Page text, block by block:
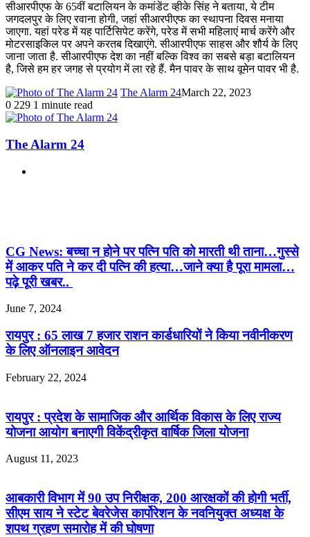
सीआरपीएफ के 65वीं बटालियन के कमांडेंट व्हीके सिंह ने बताया, ये टीम
जगदलपुर के लिए रवाना होगी, जहां सीआरपीएफ का स्थापना दिवस मनाया
जाएगा. यहां परेड में यह पार्टिसिपेट करेंगे, परेड में सभी महिलाएं मार्च करेंगे और
मोटरसाइकिल पर अपने करतब दिखाएंगे. सीआरपीएफ साहस और शौर्य के लिए
जाना जाता है. सीआरपीएफ देश का नहीं बल्कि विश्व का सबसे बड़ा बटालियन
है, जिसे हम हर जगह से प्रयोग में ला रहे हैं. मैन पावर के साथ वूमेन पावर भी है.
The Alarm 24March 22, 2023
0 229 1 minute read
The Alarm 24
CG News: बच्चा न होने पर पत्नि पति को मारती थी ताना…गुस्से
में आकर पति ने कर दी पत्नि की हत्या…जाने क्या है पूरा मामला…
पढ़े पूरी खबर..
June 7, 2024
रायपुर : 65 लाख 7 हजार राशन कार्डधारियों ने किया नवीनीकरण
के लिए ऑनलाइन आवेदन
February 22, 2024
रायपुर : प्रदेश के सामाजिक और आर्थिक विकास के लिए राज्य
योजना आयोग बनाएगी विकेंद्रीकृत वार्षिक जिला योजना
August 11, 2023
आबकारी विभाग में 90 उप निरीक्षक, 200 आरक्षकों की होगी भर्ती,
सीएम साय ने स्टेट बेवरेजेस कार्पोरेशन के नवनियुक्त अध्यक्ष के
शपथ ग्रहण समारोह में की घोषणा